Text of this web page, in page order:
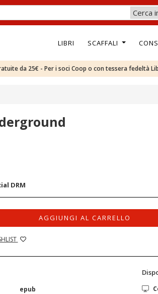
LIBRI SCAFFALI
da 25€ - Per i soci Coop o con tessera fedeltà
DRM
AGGIUNGI AL CARRELLO
epub